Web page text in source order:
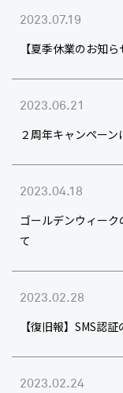
2023.07.19
【夏季休業のお知ら
2023.06.21
２周年キャンペーン
2023.04.18
ゴールデンウィー
て
2023.02.28
【復旧報】SMS認
2023.02.24